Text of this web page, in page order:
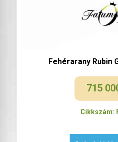
Fehérarany Rubin
715
Cikkszám: